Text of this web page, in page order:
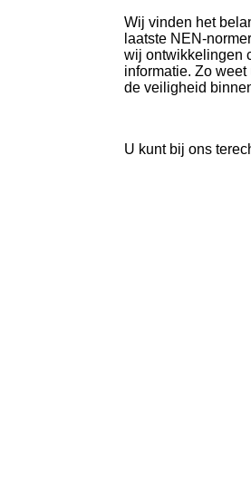
Wij vinden het
laatste NEN-
wij ontwikkelingen
informatie. Zo
de veiligheid
U kunt bij ons